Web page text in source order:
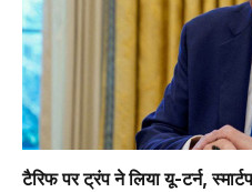
टैरिफ पर ट्रंप ने लिया यू-टर्न,